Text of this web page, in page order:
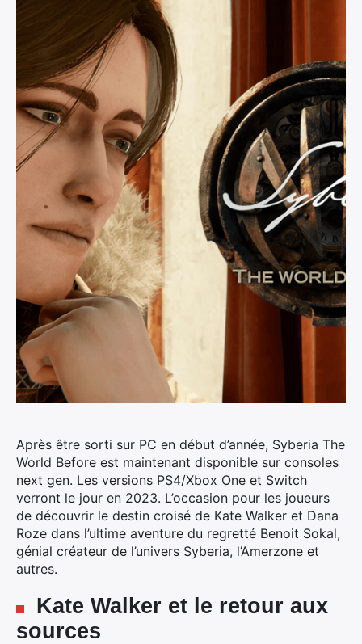
Après être sorti sur PC en début d’année, Syberia The
World Before est maintenant disponible sur consoles
next gen. Les versions PS4/Xbox One et Switch
verront le jour en 2023. L’occasion pour les joueurs
de découvrir le destin croisé de Kate Walker et Dana
Roze dans l’ultime aventure du regretté Benoit Sokal,
génial créateur de l’univers Syberia, l’Amerzone et
autres.
Kate Walker et le retour aux
sources